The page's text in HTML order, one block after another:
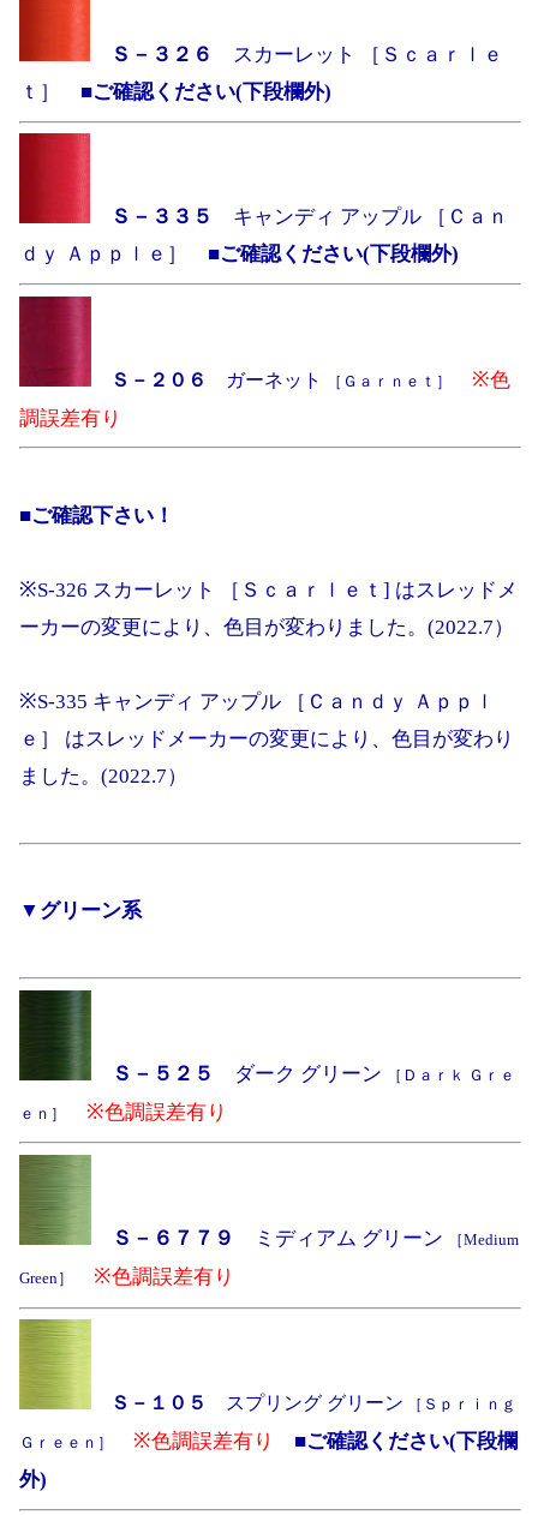
Ｓ－３２６
スカーレット ［Ｓｃａｒｌｅ
ｔ］ ■ご確認ください(下段欄外)
Ｓ－３３５
キャンディ アップル ［Ｃａｎ
ｄｙ Ａｐｐｌｅ］ ■ご確認ください(下段欄外)
Ｓ－２０６ ガーネット ［Ｇａｒｎｅｔ］
※色
調誤差有り
■ご確認下さい！
※S-326 スカーレット ［Ｓｃａｒｌｅｔ] はスレッドメ
ーカーの変更により、色目が変わりました。(2022.7）
※S-335 キャンディ アップル ［Ｃａｎｄｙ Ａｐｐｌ
ｅ］ はスレッドメーカーの変更により、色目が変わり
ました。(2022.7）
▼グリーン系
Ｓ－５２５ ダーク グリーン ［Ｄａｒｋ Ｇｒｅ
ｅｎ］ ※色調誤差有り
Ｓ－６７７９ ミディアム グリーン ［Medium
Green］ ※色調誤差有り
Ｓ－１０５ スプリング グリーン ［Ｓｐｒｉｎｇ
Ｇｒｅｅｎ］ ※色調誤差有り
■ご確認ください(下段欄
外)